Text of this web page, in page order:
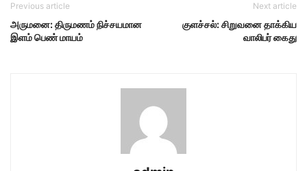
Previous article
அருமனை: திருமணம் நிச்சயமான
இளம் பெண் மாயம்
Next article
குளச்சல்: சிறுவனை தாக்கிய
வாலிபர் கைது